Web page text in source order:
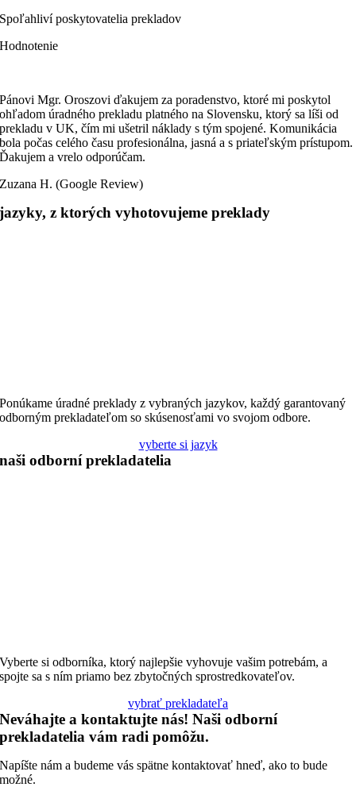
Spoľahliví poskytovatelia prekladov
Hodnotenie
Pánovi Mgr. Oroszovi ďakujem za poradenstvo, ktoré mi poskytol
ohľadom úradného prekladu platného na Slovensku, ktorý sa líši od
prekladu v UK, čím mi ušetril náklady s tým spojené. Komunikácia
bola počas celého času profesionálna, jasná a s priateľským prístupom.
Ďakujem a vrelo odporúčam.
Zuzana H. (Google Review)
jazyky, z ktorých vyhotovujeme preklady
Ponúkame úradné preklady z vybraných jazykov, každý garantovaný
odborným prekladateľom so skúsenosťami vo svojom odbore.
vyberte si jazyk
naši odborní prekladatelia
Vyberte si odborníka, ktorý najlepšie vyhovuje vašim potrebám, a
spojte sa s ním priamo bez zbytočných sprostredkovateľov.
vybrať prekladateľa
Neváhajte a kontaktujte nás! Naši odborní
prekladatelia vám radi pomôžu.
Napíšte nám a budeme vás spätne kontaktovať hneď, ako to bude
možné.